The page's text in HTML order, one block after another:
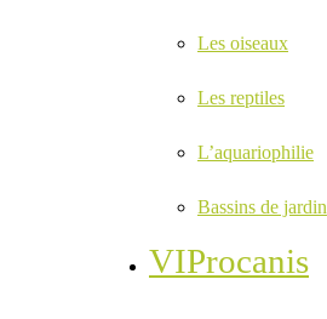
Les oiseaux
Les reptiles
L’aquariophilie
Bassins de jardin
VIProcanis